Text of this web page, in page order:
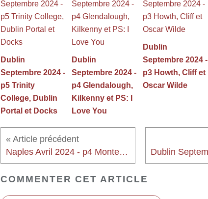
Dublin
Septembre 2024 -
p5 Trinity
College, Dublin
Portal et Docks
Dublin
Septembre 2024 -
p4 Glendalough,
Kilkenny et PS: I
Love You
Dublin
Septembre 2024 -
p3 Howth, Cliff et
Oscar Wilde
Naples Avril 2024 - p4 Montesanto et Sant'Elmo
COMMENTER CET ARTICLE